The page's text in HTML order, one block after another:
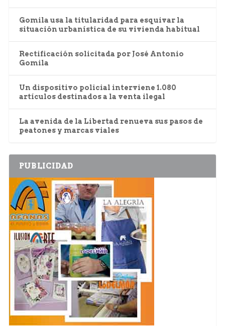
Gomila usa la titularidad para esquivar la
situación urbanística de su vivienda habitual
Rectificación solicitada por José Antonio
Gomila
Un dispositivo policial interviene 1.080
artículos destinados a la venta ilegal
La avenida de la Libertad renueva sus pasos de
peatones y marcas viales
PUBLICIDAD